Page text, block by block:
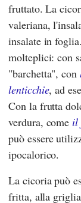
fruttato. La
valeriana,
insalate in
molteplici: con
"barchetta", con
lenticchie, ad
Con la frutta
verdura, come il
può essere
ipocalorico.
La cicoria può
fritta, alla